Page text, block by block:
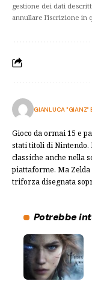
gestione dei dati
annullare l'iscrizione in
GIANLUCA "GIANZ"
Gioco da ormai 15 e
stati titoli di Nintendo.
classiche anche nella
piattaforme. Ma
triforza disegnata
Potrebbe